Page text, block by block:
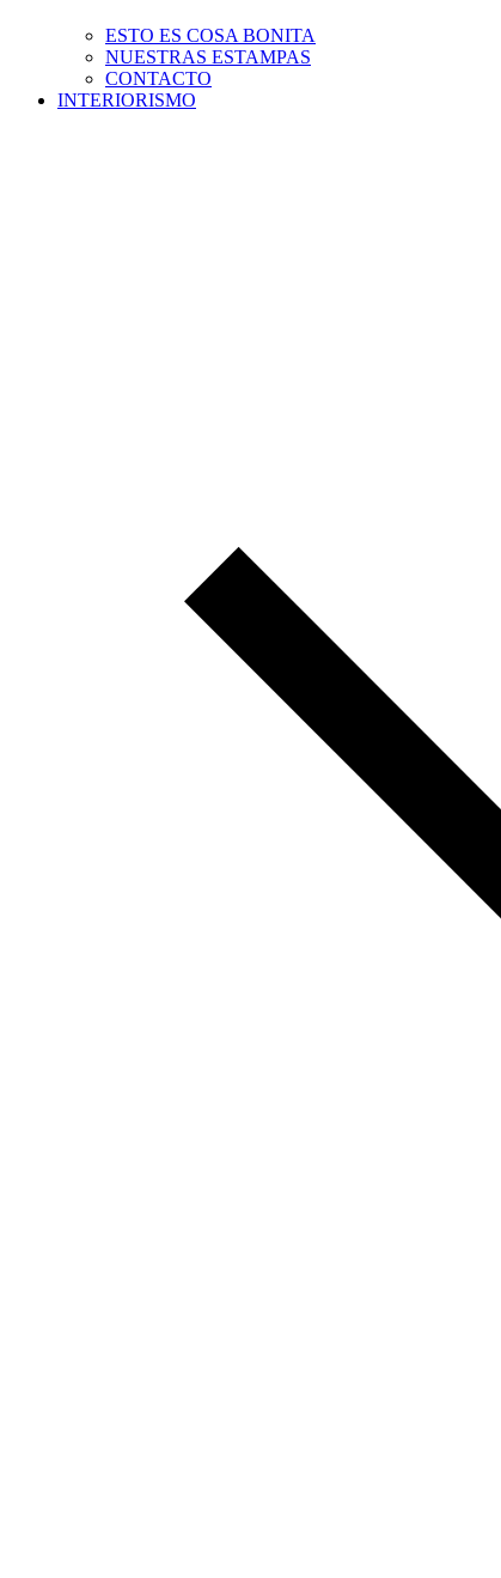
ESTO ES COSA BONITA
NUESTRAS ESTAMPAS
CONTACTO
INTERIORISMO